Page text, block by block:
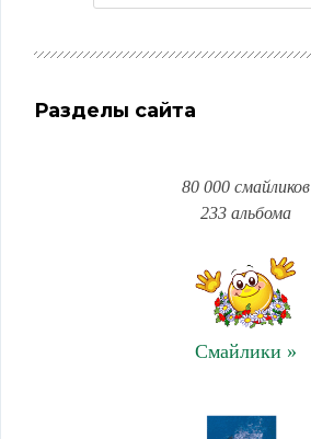
Разделы сайта
80 000 смайликов
233 альбома
Смайлики »